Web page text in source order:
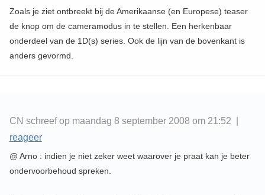
Zoals je ziet ontbreekt bij de Amerikaanse (en Europese) teaser
de knop om de cameramodus in te stellen. Een herkenbaar
onderdeel van de 1D(s) series. Ook de lijn van de bovenkant is
anders gevormd.
CN schreef op maandag 8 september 2008 om 21:52 |
reageer
@ Arno : indien je niet zeker weet waarover je praat kan je beter
ondervoorbehoud spreken.